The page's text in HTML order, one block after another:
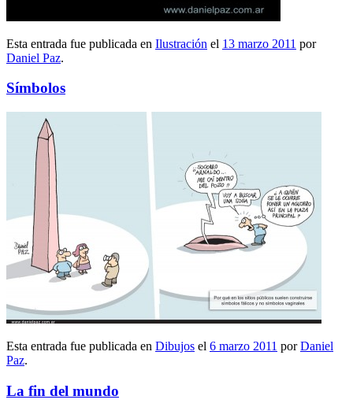
Esta entrada fue publicada en Ilustración el 13 marzo 2011 por
Daniel Paz.
Símbolos
Esta entrada fue publicada en Dibujos el 6 marzo 2011 porDaniel
Paz.
La fin del mundo